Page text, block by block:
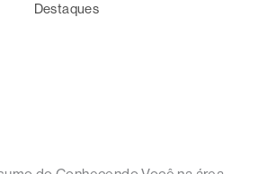
Destaques